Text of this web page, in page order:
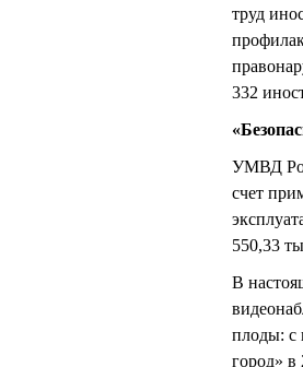
труд
332
УМВД
счет
550,33
В
плоды: с
город» в